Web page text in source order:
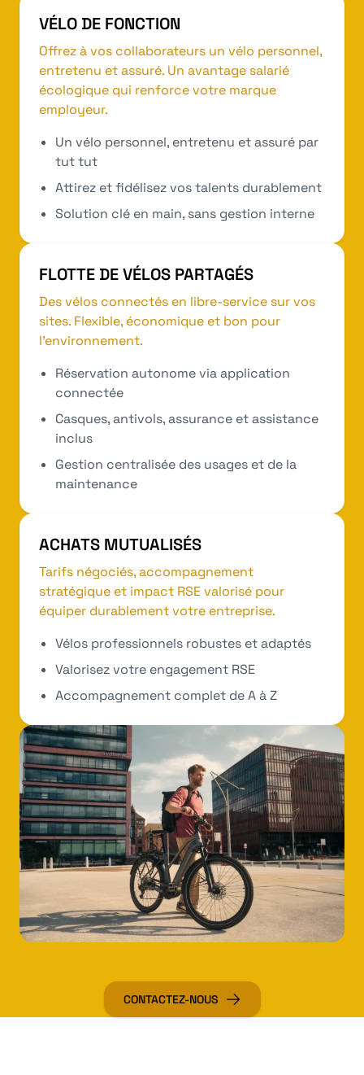
VÉLO DE FONCTION
Offrez à vos collaborateurs un vélo personnel,
entretenu et assuré. Un avantage salarié
écologique qui renforce votre marque
employeur.
Un vélo personnel, entretenu et assuré par
tut tut
Attirez et fidélisez vos talents durablement
Solution clé en main, sans gestion interne
FLOTTE DE VÉLOS PARTAGÉS
Des vélos connectés en libre-service sur vos
sites. Flexible, économique et bon pour
l'environnement.
Réservation autonome via application
connectée
Casques, antivols, assurance et assistance
inclus
Gestion centralisée des usages et de la
maintenance
ACHATS MUTUALISÉS
Tarifs négociés, accompagnement
stratégique et impact RSE valorisé pour
équiper durablement votre entreprise.
Vélos professionnels robustes et adaptés
Valorisez votre engagement RSE
Accompagnement complet de A à Z
CONTACTEZ-NOUS